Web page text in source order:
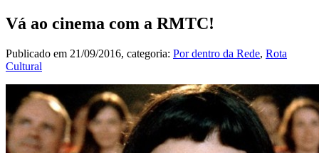
Vá ao cinema com a RMTC!
Publicado em 21/09/2016, categoria: Por dentro da Rede, Rota
Cultural